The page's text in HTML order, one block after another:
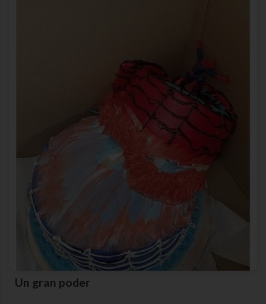
Un gran poder